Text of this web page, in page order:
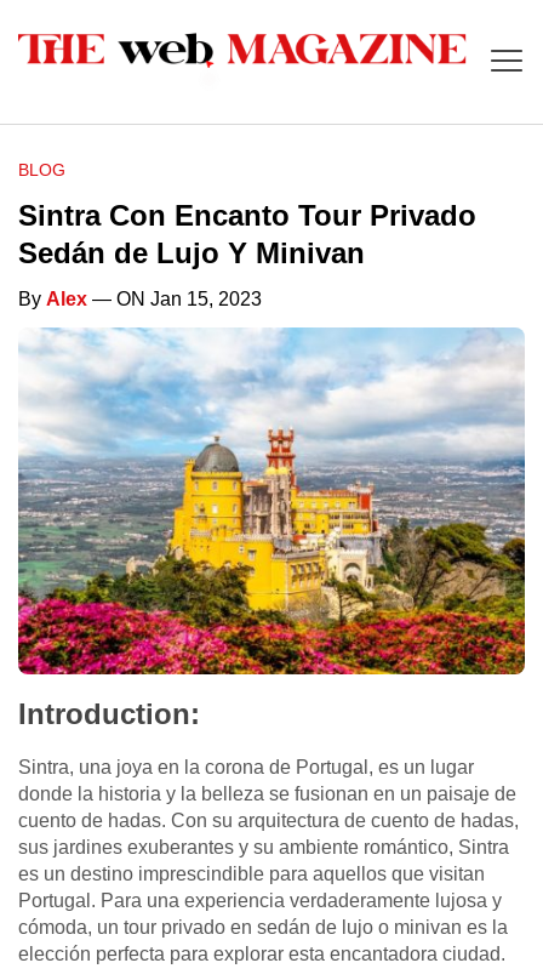
BLOG
Sintra Con Encanto Tour Privado
Sedán de Lujo Y Minivan
By Alex — ON Jan 15, 2023
Introduction:
Sintra, una joya en la corona de Portugal, es un lugar
donde la historia y la belleza se fusionan en un paisaje de
cuento de hadas. Con su arquitectura de cuento de hadas,
sus jardines exuberantes y su ambiente romántico, Sintra
es un destino imprescindible para aquellos que visitan
Portugal. Para una experiencia verdaderamente lujosa y
cómoda, un tour privado en sedán de lujo o minivan es la
elección perfecta para explorar esta encantadora ciudad.